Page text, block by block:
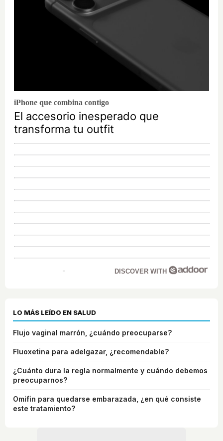
iPhone que combina contigo
El accesorio inesperado que
transforma tu outfit
DISCOVER WITH
LO MÁS LEÍDO EN SALUD
Flujo vaginal marrón, ¿cuándo preocuparse?
Fluoxetina para adelgazar, ¿recomendable?
¿Cuánto dura la regla normalmente y cuándo debemos
preocuparnos?
Omifin para quedarse embarazada, ¿en qué consiste
este tratamiento?